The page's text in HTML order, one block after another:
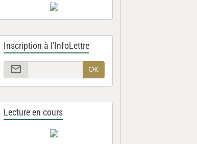
Inscription à l'InfoLettre
OK
Lecture en cours